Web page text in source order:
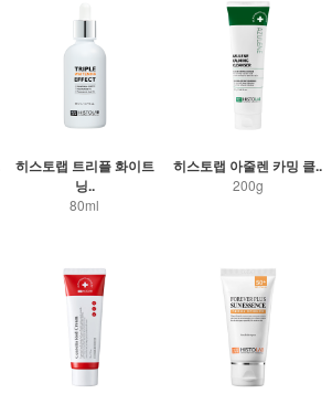
히스토랩 트리플 화이트
닝..
80ml
히스토랩 아줄렌 카밍 클..
200g